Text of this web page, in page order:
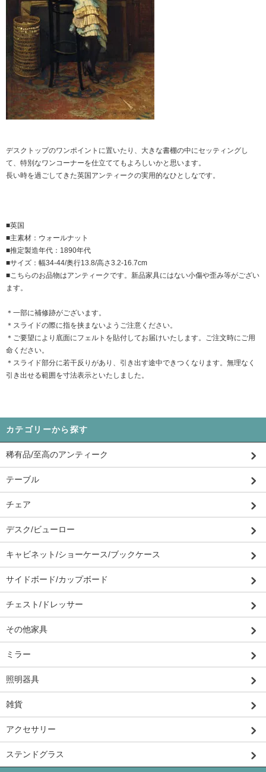
デスクトップのワンポイントに置いたり、大きな書棚の中にセッティングし
て、特別なワンコーナーを仕立ててもよろしいかと思います。
長い時を過ごしてきた英国アンティークの実用的なひとしなです。
■英国
■主素材：ウォールナット
■推定製造年代：1890年代
■サイズ：幅34-44/奥行13.8/高さ3.2-16.7cm
■こちらのお品物はアンティークです。新品家具にはない小傷や歪み等がござい
ます。
＊一部に補修跡がございます。
＊スライドの際に指を挟まないようご注意ください。
＊ご要望により底面にフェルトを貼付してお届けいたします。ご注文時にご用
命ください。
＊スライド部分に若干反りがあり、引き出す途中できつくなります。無理なく
引き出せる範囲を寸法表示といたしました。
カテゴリーから探す
稀有品/至高のアンティーク
テーブル
チェア
デスク/ビューロー
キャビネット/ショーケース/ブックケース
サイドボード/カップボード
チェスト/ドレッサー
その他家具
ミラー
照明器具
雑貨
アクセサリー
ステンドグラス